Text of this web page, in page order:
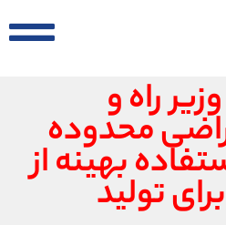
راه و
محدوده
بهینه از
تولید